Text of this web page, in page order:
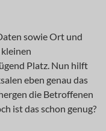
sowie Ort und
Platz. Nun hilft
eben genau das
die Betroffenen
ist das schon genug?